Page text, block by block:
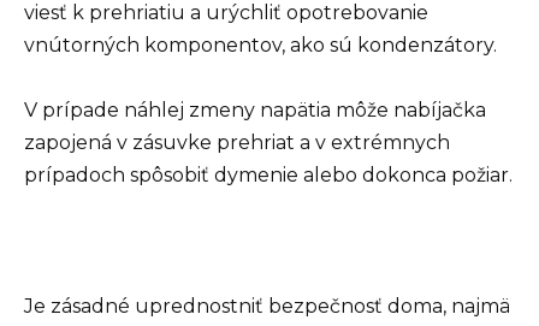
viesť k prehriatiu a urýchliť opotrebovanie
vnútorných komponentov, ako sú kondenzátory.
V prípade náhlej zmeny napätia môže nabíjačka
zapojená v zásuvke prehriat a v extrémnych
prípadoch spôsobiť dymenie alebo dokonca požiar.
Je zásadné uprednostniť bezpečnosť doma, najmä